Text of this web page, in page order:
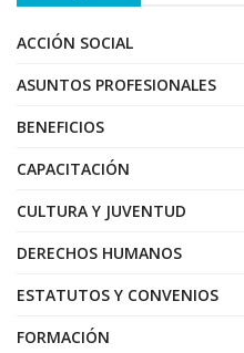
ACCIÓN SOCIAL
ASUNTOS PROFESIONALES
BENEFICIOS
CAPACITACIÓN
CULTURA Y JUVENTUD
DERECHOS HUMANOS
ESTATUTOS Y CONVENIOS
FORMACIÓN